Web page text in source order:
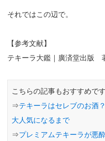
それではこの辺で。
【参考文献】
テキーラ大鑑｜廣済堂出版
こちらの記事もおすすめです
⇒テキーラはセレブのお酒
大人気になるまで
⇒プレミアムテキーラが悪